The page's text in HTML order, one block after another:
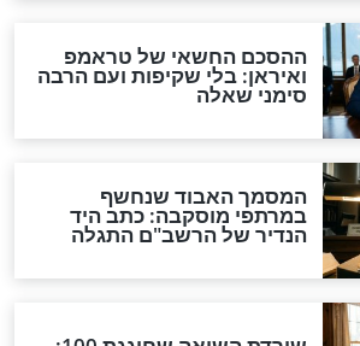
לאו, בהנחיות לצום י"ז בתמוז